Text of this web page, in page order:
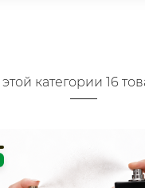
категории 16